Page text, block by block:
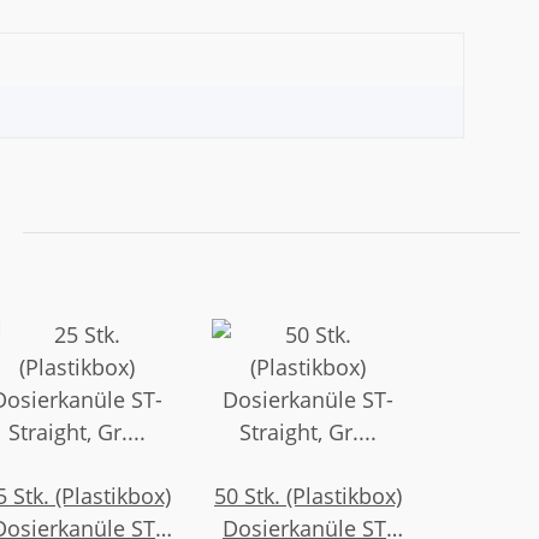
Stk. (Plastikbox)
ST-
50 Stk. (Plastikbox)
Dosierkanüle ST-